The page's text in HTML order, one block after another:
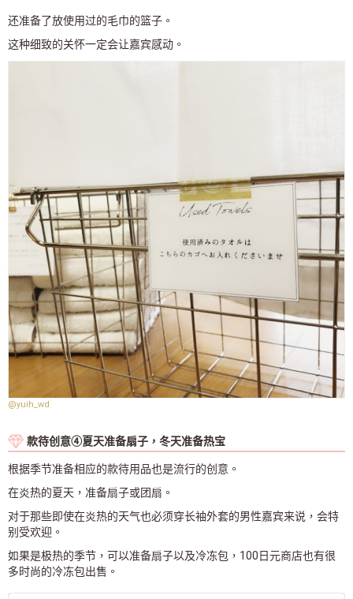
还准备了放使用过的毛巾的篮子。
这种细致的关怀一定会让嘉宾感动。
@yuih_wd
款待创意④夏天准备扇子，冬天准备热宝
根据季节准备相应的款待用品也是流行的创意。
在炎热的夏天，准备扇子或团扇。
对于那些即使在炎热的天气也必须穿长袖外套的男性嘉宾来说，会特
别受欢迎。
如果是极热的季节，可以准备扇子以及冷冻包，100日元商店也有很
多时尚的冷冻包出售。